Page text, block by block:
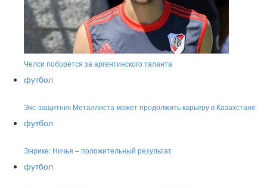
Челси поборется за аргентинского таланта
футбол
Экс-защитник Металлиста может продолжить карьеру в Казахстане
футбол
Энрике: Ничья – положительный результат
футбол